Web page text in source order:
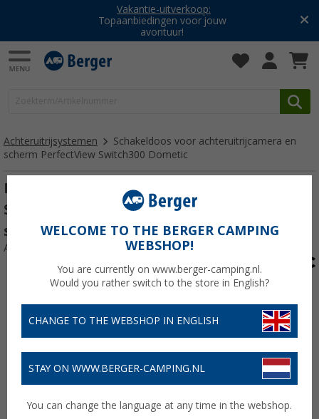
Vakantie-uitverkoop:
Topaanbiedingen voor jouw
avontuur!
Achteruitrijsystemen
Schakeldoos voor achteruitrijcamera en
scherm PerfectView Switch300 Dometic
Dometic PerfectView Switch300
Schakeldoos voor achteruitrijcamera en
scherm
Artikelnr: 743510
WELCOME TO THE BERGER CAMPING
WEBSHOP!
You are currently on www.berger-camping.nl.
Would you rather switch to the store in English?
CHANGE TO THE WEBSHOP IN ENGLISH
STAY ON WWW.BERGER-CAMPING.NL
You can change the language at any time in the webshop.